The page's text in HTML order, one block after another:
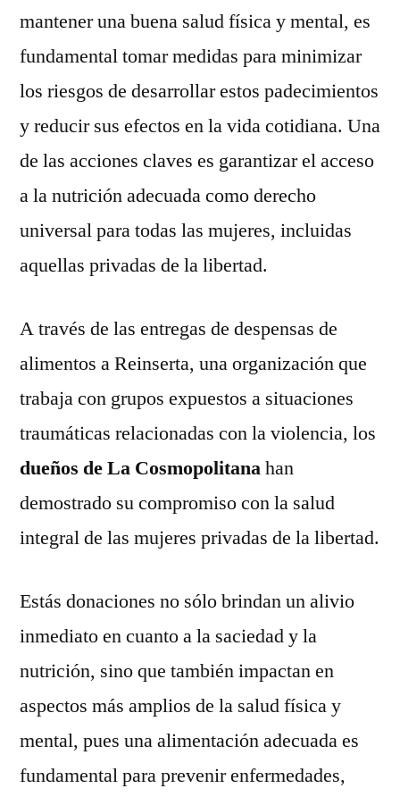
mantener una buena salud física y mental, es
fundamental tomar medidas para minimizar
los riesgos de desarrollar estos padecimientos
y reducir sus efectos en la vida cotidiana. Una
de las acciones claves es garantizar el acceso
a la nutrición adecuada como derecho
universal para todas las mujeres, incluidas
aquellas privadas de la libertad.
A través de las entregas de despensas de
alimentos a Reinserta, una organización que
trabaja con grupos expuestos a situaciones
traumáticas relacionadas con la violencia, los
dueños de La Cosmopolitanahan
demostrado su compromiso con la salud
integral de las mujeres privadas de la libertad.
Estás donaciones no sólo brindan un alivio
inmediato en cuanto a la saciedad y la
nutrición, sino que también impactan en
aspectos más amplios de la salud física y
mental, pues una alimentación adecuada es
fundamental para prevenir enfermedades,